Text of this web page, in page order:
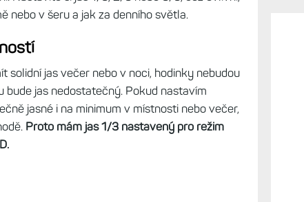
nebo v šeru a jak za denního světla.
solidní jas večer nebo v noci, hodinky nebudou
jas nedostatečný. Pokud nastavím
jasné i na minimum v místnosti nebo večer,
Proto mám jas 1/3 nastavený pro režim